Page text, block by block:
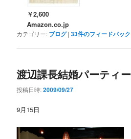
￥2,600
Amazon.co.jp
カテゴリー: ブログ |33件のフィードバック
渡辺課長結婚パーティー
投稿日時:2009/09/27
9月15日